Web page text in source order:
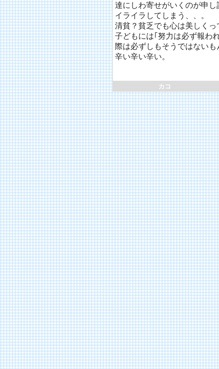
達にしわ寄せがいくのが申
イライラしてしまう、、。
清貧？貧乏でも心は美しくっ
子どもには｢努力は必ず報わ
際は必ずしもそうではないも
辛い辛い辛い。
カコ